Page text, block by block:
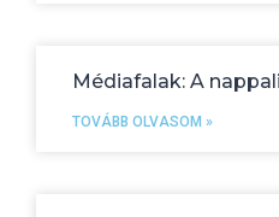
Médiafalak: A
TOVÁBB OLVASOM »